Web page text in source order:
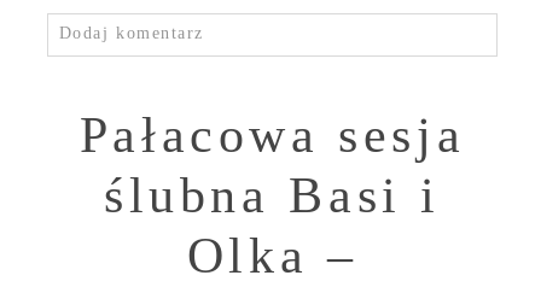
Dodaj komentarz
Pałacowa sesja
ślubna Basi i
Olka –